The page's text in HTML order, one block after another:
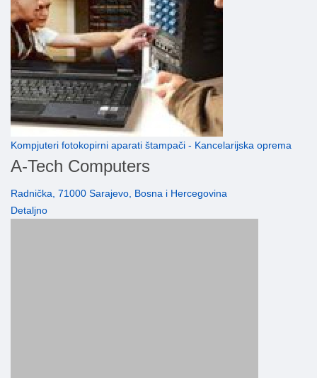
Kompjuteri fotokopirni aparati štampači - Kancelarijska oprema
A-Tech Computers
Radnička, 71000 Sarajevo, Bosna i Hercegovina
Detaljno